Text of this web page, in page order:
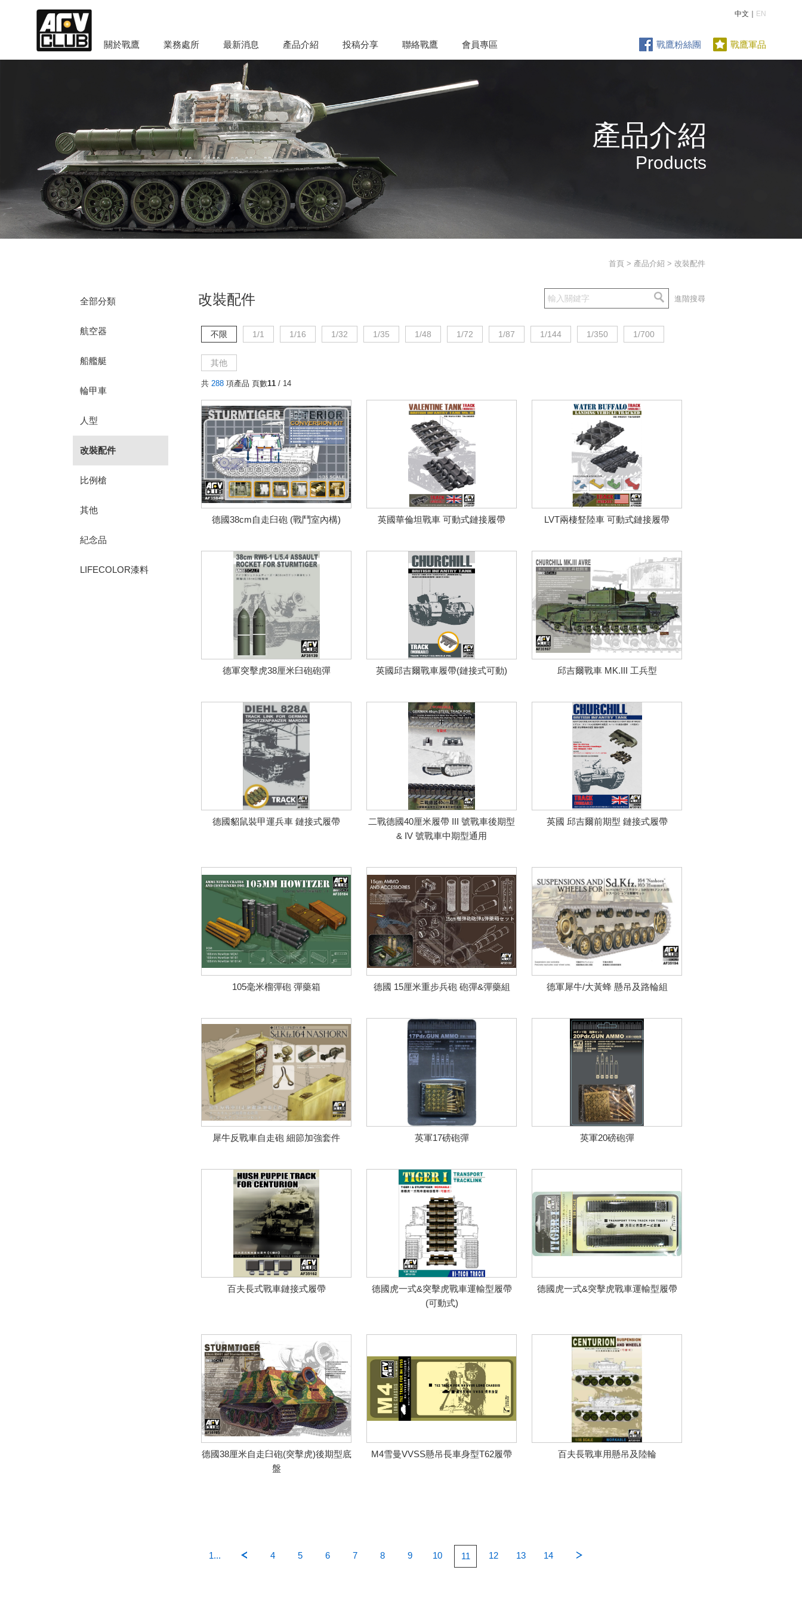
中文｜ EN
關於戰鷹 業務處所 最新消息 產品介紹 投稿分享 聯絡戰鷹 會員專區 戰鷹粉絲團 戰鷹軍品
產品介紹
Products
全部分類
航空器
船艦艇
輪甲車
人型
改裝配件
比例槍
其他
紀念品
LIFECOLOR漆料
首頁 > 產品介紹 > 改裝配件
進階搜尋
改裝配件
不限 1/1 1/16 1/32 1/35 1/48 1/72 1/87 1/144 1/350 1/700
其他
共 288 項產品 頁數11 / 14
德國38cm自走臼砲 (戰鬥室內構) 英國華倫坦戰車 可動式鏈接履帶 LVT兩棲豋陸車 可動式鏈接履帶
德軍突擊虎38厘米臼砲砲彈 英國邱吉爾戰車履帶(鏈接式可動) 邱吉爾戰車 MK.III 工兵型
德國貂鼠裝甲運兵車 鏈接式履帶
二戰德國40厘米履帶 III 號戰車後期型
& IV 號戰車中期型通用
英國 邱吉爾前期型 鏈接式履帶
105毫米榴彈砲 彈藥箱 德國 15厘米重步兵砲 砲彈&彈藥組 德軍犀牛/大黃蜂 懸吊及路輪組
犀牛反戰車自走砲 細節加強套件 英軍17磅砲彈 英軍20磅砲彈
百夫長式戰車鏈接式履帶
德國虎一式&突擊虎戰車運輸型履帶
(可動式)
德國虎一式&突擊虎戰車運輸型履帶
德國38厘米自走臼砲(突擊虎)後期型底
盤
M4雪曼VVSS懸吊長車身型T62履帶 百夫長戰車用懸吊及陸輪
1... 4 5 6 7 8 9 10 11 12 13 14